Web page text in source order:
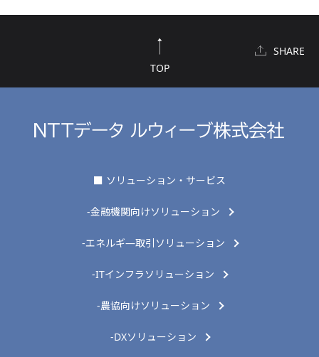
TOP
SHARE
■ ソリューション・サービス
-金融機関向けソリューション
-エネルギ―取引ソリューション
-ITインフラソリューション
-農協向けソリューション
-DXソリューション